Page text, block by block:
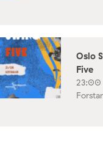
Oslo
Five